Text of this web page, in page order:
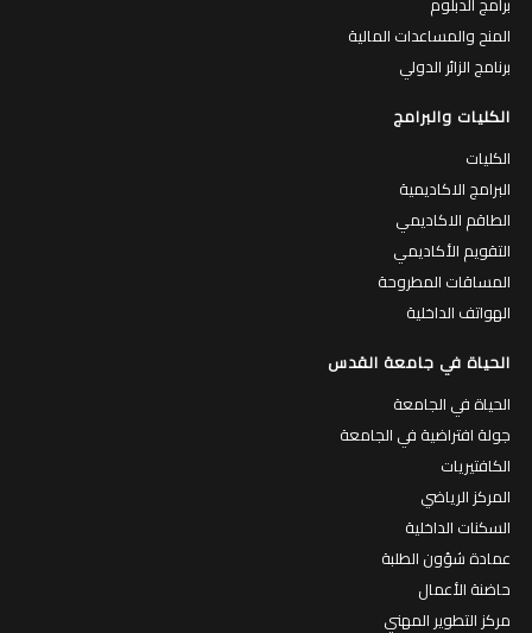
المنح والمساعدات المالية
برنامج الزائر الدولي
الكليات والبرامج
الكليات
البرامج الاكاديمية
الطاقم الاكاديمي
التقويم الأكاديمي
المساقات المطروحة
الهواتف الداخلية
الحياة في جامعة القدس
الحياة في الجامعة
جولة افتراضية في الجامعة
الكافتيريات
المركز الرياضي
السكنات الداخلية
عمادة شؤون الطلبة
حاضنة الأعمال
مركز التطوير المهني